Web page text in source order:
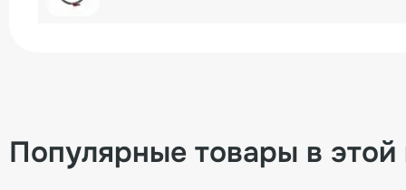
Популярные товары в этой